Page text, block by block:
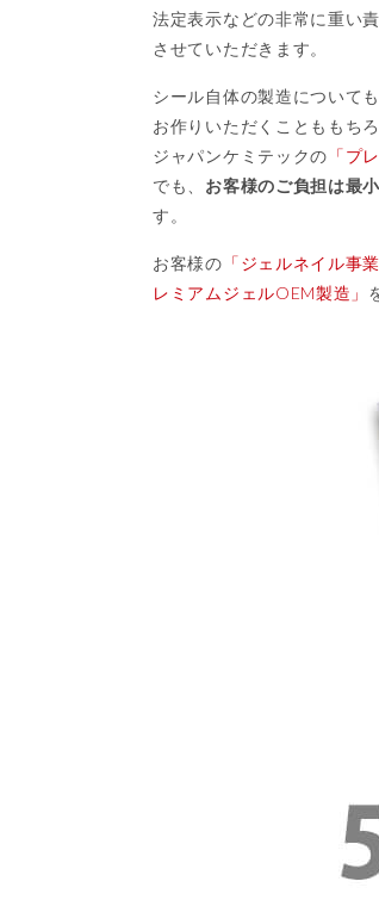
法定表示などの非常に重い
させていただきます。
シール自体の製造について
お作りいただくことももち
ジャパンケミテックの 「プ
でも、 お客様のご負担は最
す。
お客様の 「ジェルネイル事
レミアムジェルOEM製造」